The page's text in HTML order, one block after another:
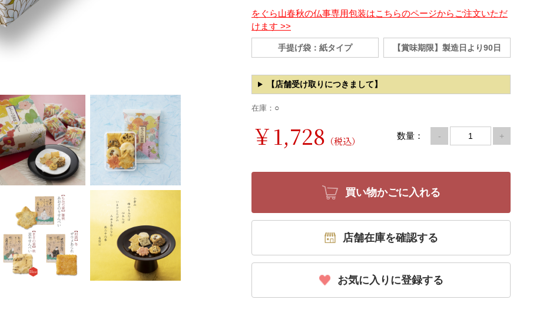
をぐら山春秋の仏事専用包装はこちらのページからご注文いただ
けます >>
手提げ袋：紙タイプ 【賞味期限】製造日より90日
【店舗受け取りにつきまして】
在庫： ○
￥1,728 （税込） 数量： - +
買い物かごに入れる
お気に入りに登録する
店舗在庫を確認する